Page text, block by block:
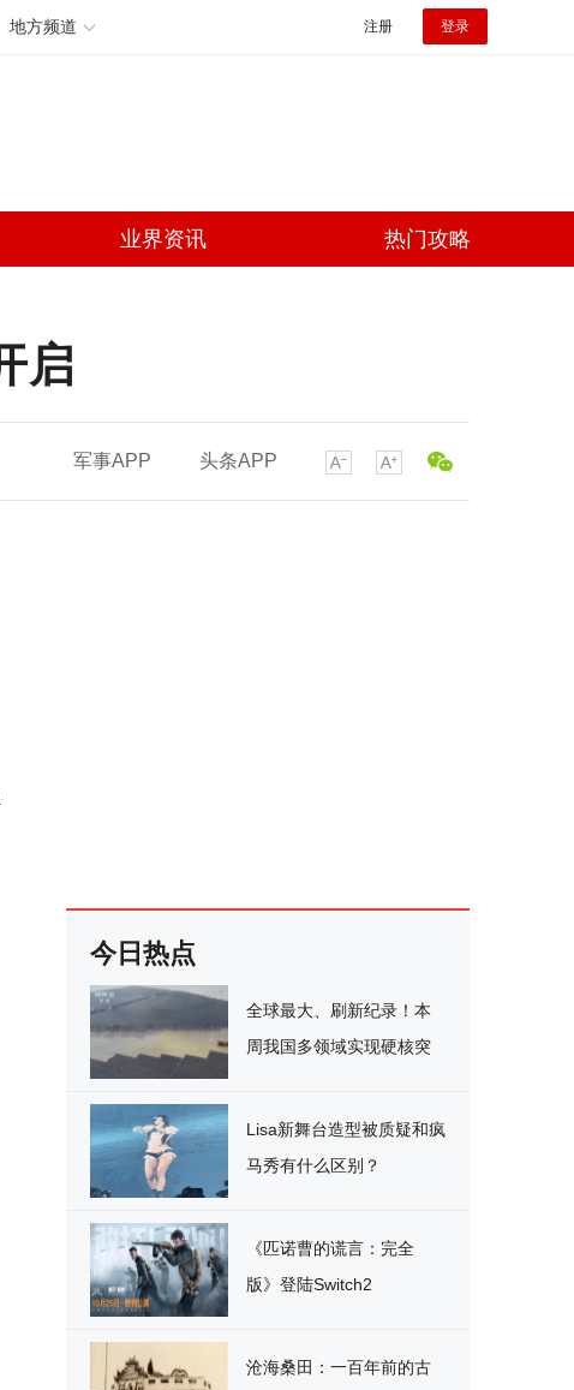
地方频道 注册 登录
业界资讯 热门攻略
启
军事APP 头条APP
今日热点
全球最大、刷新纪录！本
周我国多领域实现硬核突
Lisa新舞台造型被质疑和疯
马秀有什么区别？
《匹诺曹的谎言：完全
版》登陆Switch2
沧海桑田：一百年前的古